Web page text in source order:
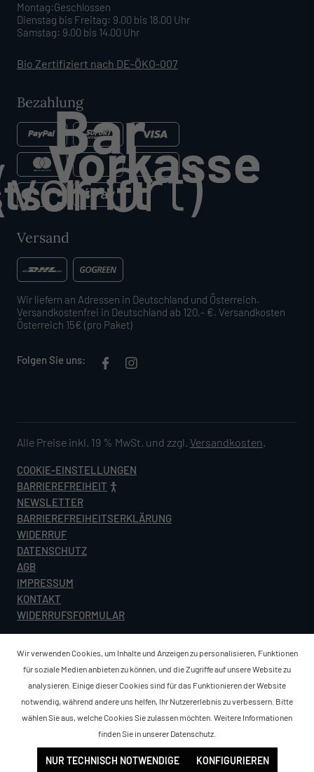
Montag:Geschlossen
Dienstag bis Freitag: 9.00 bis 18.00 Uhr
Samstag: 9.00 bis 14.00 Uhr
Bio Zertifiziert nach DE-ÖKO-007
Bezahlung
Versand
Wir liefern an Adressen in Deutschland und Österreich.
Versandkostenfrei in Deutschland ab 120,- €. Versandkosten
Österreich 15€ (pro Paket)
Folgen Sie uns:
Alle Preise inkl. 19 % MwSt. und zzgl. Versandkosten.
COOKIE-EINSTELLUNGEN
BARRIEREFREIHEIT
NEWSLETTER
BARRIEREFREIHEITSERKLÄRUNG
WIDERRUF
DATENSCHUTZ
AGB
IMPRESSUM
KONTAKT
WIDERRUFSFORMULAR
Wir verwenden Cookies, um Inhalte und Anzeigen zu personalisieren, Funktionen
für soziale Medien anbieten zu können, und die Zugriffe auf unsere Website zu
analysieren. Einige dieser Cookies sind für das Funktionieren der Website
notwendig, während andere uns helfen, Ihr Nutzererlebnis zu verbessern. Bitte
wählen Sie aus, welche Cookies Sie zulassen möchten. Weitere Informationen
finden Sie in unserer Datenschutz
NUR TECHNISCH NOTWENDIGE KONFIGURIEREN